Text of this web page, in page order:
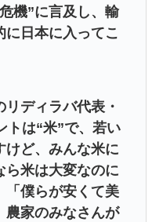
機”に言及し、輸
に日本に入ってこ
ディラバ代表・
トは“米”で、若い
けど、みんな米に
ら米は大変なのに
「僕らが安くて美
農家のみなさんが